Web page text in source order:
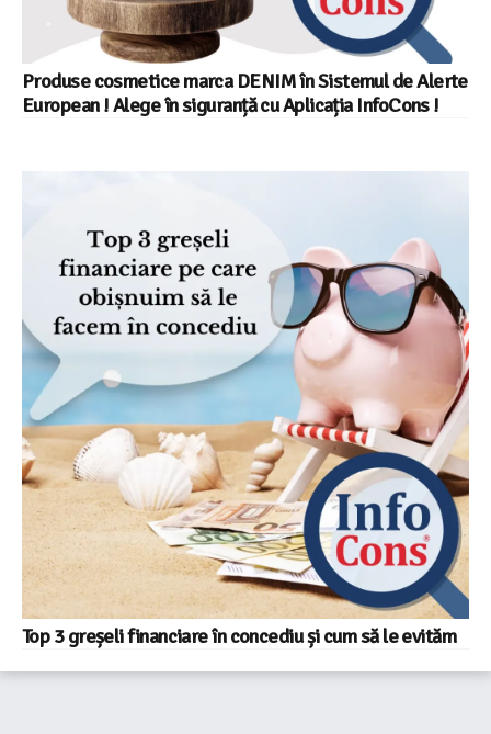
Produse cosmetice marca DENIM în Sistemul de Alerte
European ! Alege în siguranță cu Aplicația InfoCons !
Top 3 greșeli financiare în concediu și cum să le evităm